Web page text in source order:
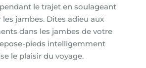
le trajet en soulageant
les jambes. Dites adieu aux
dans les jambes de votre
pieds intelligemment
le plaisir du voyage.